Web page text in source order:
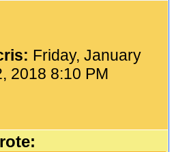
Friday, January
2018 8:10 PM